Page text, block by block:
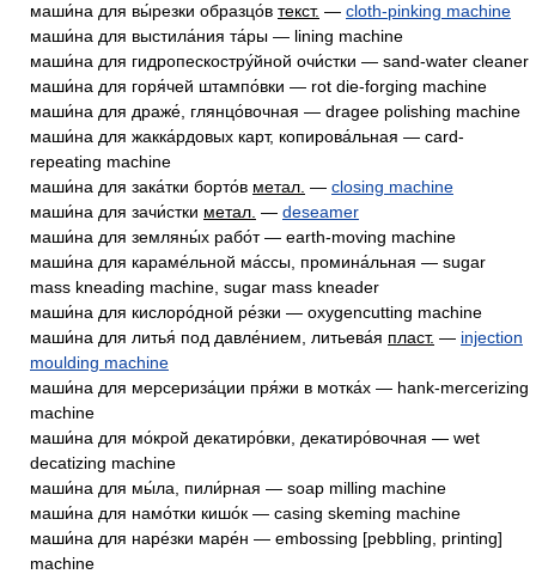
маши́на для вы́резки образцо́в текст. — cloth-pinking machine
маши́на для выстила́ния та́ры — lining machine
маши́на для гидропескостру́йной очи́стки — sand-water cleaner
маши́на для горя́чей штампо́вки — rot die-forging machine
маши́на для драже́, глянцо́вочная — dragee polishing machine
маши́на для жакка́рдовых карт, копирова́льная — card-
repeating machine
маши́на для зака́тки борто́в метал. — closing machine
маши́на для зачи́стки метал. — deseamer
маши́на для земляны́х рабо́т — earth-moving machine
маши́на для караме́льной ма́ссы, промина́льная — sugar
mass kneading machine, sugar mass kneader
маши́на для кислоро́дной ре́зки — oxygencutting machine
маши́на для литья́ под давле́нием, литьева́я пласт. — injection
moulding machine
маши́на для мерсериза́ции пря́жи в мотка́х — hank-mercerizing
machine
маши́на для мо́крой декатиро́вки, декатиро́вочная — wet
decatizing machine
маши́на для мы́ла, пили́рная — soap milling machine
маши́на для намо́тки кишо́к — casing skeming machine
маши́на для наре́зки маре́н — embossing [pebbling, printing]
machine